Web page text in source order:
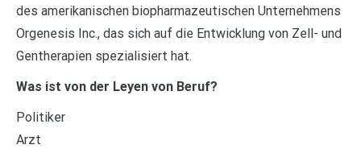
des amerikanischen biopharmazeutischen Unternehmens
Orgenesis Inc., das sich auf die Entwicklung von Zell- und
Gentherapien spezialisiert hat.
Was ist von der Leyen von Beruf?
Politiker
Arzt